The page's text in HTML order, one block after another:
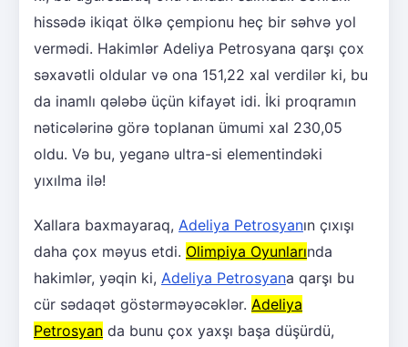
hissədə ikiqat ölkə çempionu heç bir səhvə yol
vermədi. Hakimlər Adeliya Petrosyana qarşı çox
səxavətli oldular və ona 151,22 xal verdilər ki, bu
da inamlı qələbə üçün kifayət idi. İki proqramın
nəticələrinə görə toplanan ümumi xal 230,05
oldu. Və bu, yeganə ultra-si elementindəki
yıxılma ilə!
Xallara baxmayaraq, Adeliya Petrosyanın çıxışı
daha çox məyus etdi. Olimpiya Oyunlarında
hakimlər, yəqin ki, Adeliya Petrosyana qarşı bu
cür sədaqət göstərməyəcəklər. Adeliya
Petrosyan da bunu çox yaxşı başa düşürdü,